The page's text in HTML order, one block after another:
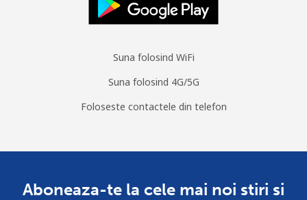
Suna folosind WiFi
Suna folosind 4G/5G
Foloseste contactele din telefon
Aboneaza-te la cele mai noi stiri si